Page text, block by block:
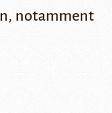
notamment